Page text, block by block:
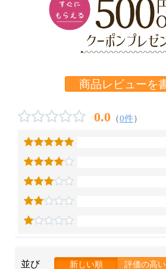
商品レビューを
0.0 （0件）
並び
新しい順 評価の高